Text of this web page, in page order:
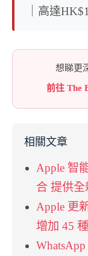
｜高達
想睇更
前往 The
相關文章
Apple 智
合 提供
Apple 更
增加 45